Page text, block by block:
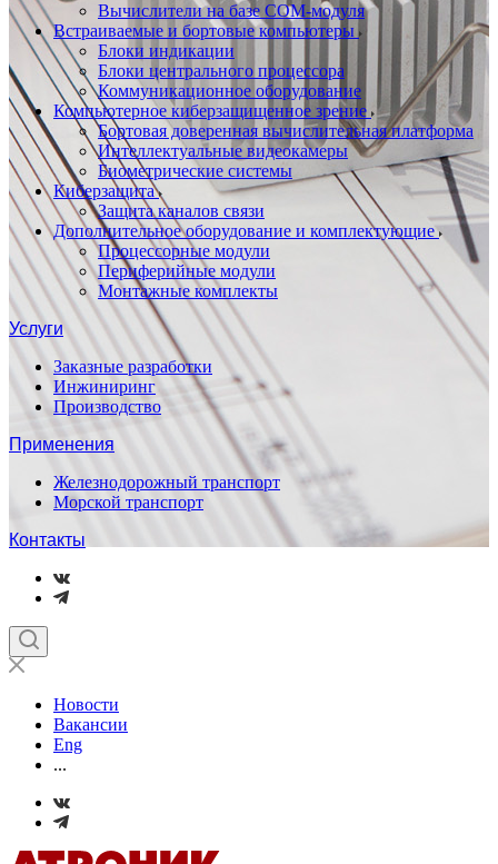
Вычислители на базе COM-модуля
Встраиваемые и бортовые компьютеры
Блоки индикации
Блоки центрального процессора
Коммуникационное оборудование
Компьютерное киберзащищенное зрение
Бортовая доверенная вычислительная платформа
Интеллектуальные видеокамеры
Биометрические системы
Киберзащита
Защита каналов связи
Дополнительное оборудование и комплектующие
Процессорные модули
Периферийные модули
Монтажные комплекты
Услуги
Заказные разработки
Инжиниринг
Производство
Применения
Железнодорожный транспорт
Морской транспорт
Контакты
Новости
Вакансии
Eng
...